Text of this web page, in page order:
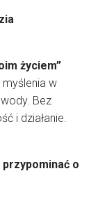
życiem”
w
Bez
i działanie.
przypominać o